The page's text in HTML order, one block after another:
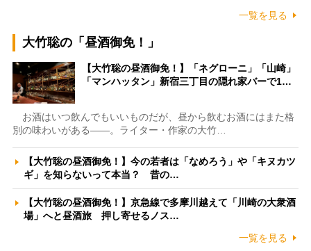
一覧を見る
大竹聡の「昼酒御免！」
【大竹聡の昼酒御免！】「ネグローニ」「山崎」
「マンハッタン」新宿三丁目の隠れ家バーで1…
お酒はいつ飲んでもいいものだが、昼から飲むお酒にはまた格
別の味わいがある――。ライター・作家の大竹…
【大竹聡の昼酒御免！】今の若者は「なめろう」や「キヌカツ
ギ」を知らないって本当？ 昔の…
【大竹聡の昼酒御免！】京急線で多摩川越えて「川崎の大衆酒
場」へと昼酒旅 押し寄せるノス…
一覧を見る